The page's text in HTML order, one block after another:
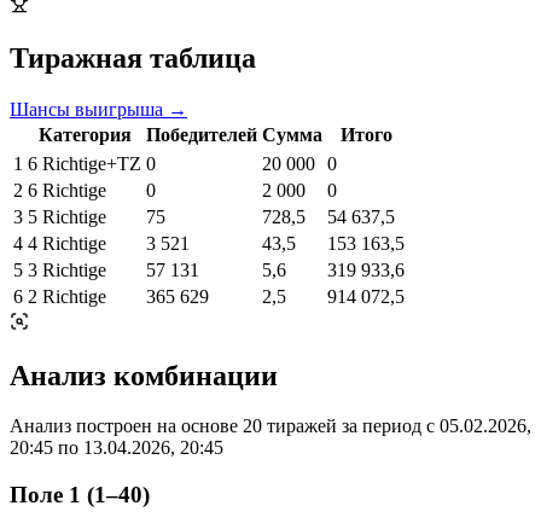
Тиражная таблица
Шансы выигрыша →
Категория
Победителей Сумма
Итого
1 6 Richtige+TZ 0 20 000 0
2 6 Richtige 0 2 000
0
3 5 Richtige 75 728,5
54 637,5
4 4 Richtige 3 521 43,5
153 163,5
5 3 Richtige 57 131 5,6
319 933,6
6 2 Richtige 365 629 2,5 914 072,5
Анализ комбинации
Анализ построен на основе 20 тиражей за период с 05.02.2026,
20:45 по 13.04.2026, 20:45
Поле 1 (1–40)